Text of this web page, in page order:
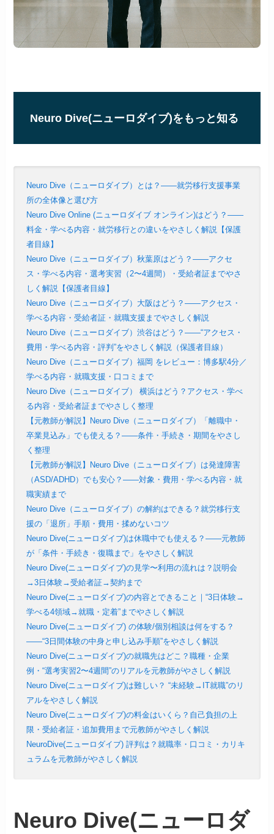
Neuro Dive(ニューロダイブ)をもっと知る
Neuro Dive（ニューロダイブ）とは？——就労移行支援事業
所の全体像と選び方
Neuro Dive Online (ニューロダイブ オンライン)はどう？——
料金・学べる内容・就労移行との違いをやさしく解説【保護
者目線】
Neuro Dive（ニューロダイブ）秋葉原はどう？——アクセ
ス・学べる内容・選考実習（2〜4週間）・受給者証までやさ
しく解説【保護者目線】
Neuro Dive（ニューロダイブ）大阪はどう？——アクセス・
学べる内容・受給者証・就職支援までやさしく解説
Neuro Dive（ニューロダイブ）渋谷はどう？——“アクセス・
費用・学べる内容・評判”をやさしく解説（保護者目線）
Neuro Dive（ニューロダイブ）福岡 をレビュー：博多駅4分／
学べる内容・就職支援・口コミまで
Neuro Dive（ニューロダイブ） 横浜はどう？アクセス・学べ
る内容・受給者証までやさしく整理
【元教師が解説】Neuro Dive（ニューロダイブ）「離職中・
卒業見込み」でも使える？——条件・手続き・期間をやさし
く整理
【元教師が解説】Neuro Dive（ニューロダイブ）は発達障害
（ASD/ADHD）でも安心？——対象・費用・学べる内容・就
職実績まで
Neuro Dive（ニューロダイブ）の解約はできる？就労移行支
援の「退所」手順・費用・揉めないコツ
Neuro Dive(ニューロダイブ)は休職中でも使える？——元教師
が「条件・手続き・復職まで」をやさしく解説
Neuro Dive(ニューロダイブ)の見学〜利用の流れは？説明会
→3日体験→受給者証→契約まで
Neuro Dive(ニューロダイブ)の内容とできること｜“3日体験→
学べる4領域→就職・定着”までやさしく解説
Neuro Dive(ニューロダイブ) の体験/個別相談は何をする？
——“3日間体験の中身と申し込み手順”をやさしく解説
Neuro Dive(ニューロダイブ)の就職先はどこ？職種・企業
例・“選考実習2〜4週間”のリアルを元教師がやさしく解説
Neuro Dive(ニューロダイブ)は難しい？ “未経験→IT就職”のリ
アルをやさしく解説
Neuro Dive(ニューロダイブ)の料金はいくら？自己負担の上
限・受給者証・追加費用まで元教師がやさしく解説
NeuroDive(ニューロダイブ) 評判は？就職率・口コミ・カリキ
ュラムを元教師がやさしく解説
Neuro Dive(ニューロダ